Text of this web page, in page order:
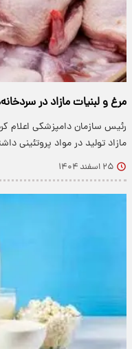
مرغ و لبنیات مازاد در
مازاد تولید در مواد پروتئینی
۲۵ اسفند ۱۴۰۴